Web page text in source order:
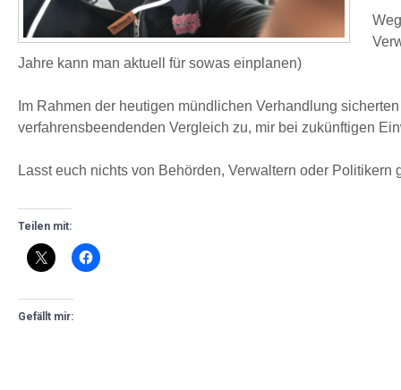
Jahre kann man aktuell für sowas einplanen)
Im Rahmen der heutigen mündlichen Verhandlung
verfahrensbeendenden Vergleich zu, mir bei zukünftigen
Lasst euch nichts von Behörden, Verwaltern oder Politikern
Teilen mit:
Gefällt mir: